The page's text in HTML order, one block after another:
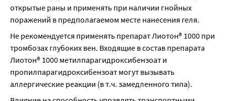
открытые раны и применять при наличии гнойных
поражений в предполагаемом месте нанесения геля.
Не рекомендуется применять препарат Лиотон® 1000 при
тромбозах глубоких вен. Входящие в состав препарата
Лиотон® 1000 метилпарагидроксибензоат и
пропилпарагидроксибензоат могут вызывать
аллергические реакции (в т.ч. замедленного типа).